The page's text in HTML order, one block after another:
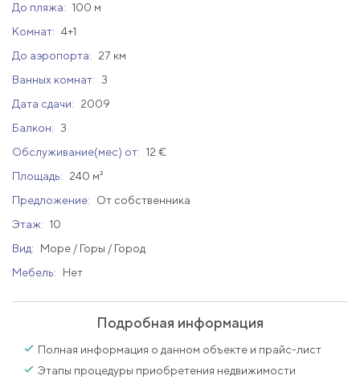
До пляжа: 100 м
Комнат: 4+1
До аэропорта:
27 км
Ванных комнат:
3
Дата сдачи:
2009
Балкон:
3
Обслуживание(мес) от: 12 €
Площадь:
240 м²
Предложение:
От собственника
Этаж: 10
Вид:
Море / Горы / Город
Мебель:
Нет
Подробная информация
Полная информация о данном объекте и прайс-лист
Этапы процедуры приобретения недвижимости